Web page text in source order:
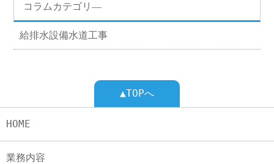
コラムカテゴリ―
給排水設備水道工事
▲TOPへ
HOME
業務内容